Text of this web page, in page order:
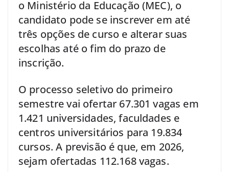
o Ministério da Educação (MEC), o
candidato pode se inscrever em até
três opções de curso e alterar suas
escolhas até o fim do prazo de
inscrição.
O processo seletivo do primeiro
semestre vai ofertar 67.301 vagas em
1.421 universidades, faculdades e
centros universitários para 19.834
cursos. A previsão é que, em 2026,
sejam ofertadas 112.168 vagas.